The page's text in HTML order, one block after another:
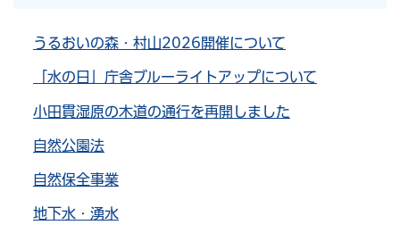
うるおいの森・村山2026開催について
「水の日」庁舎ブルーライトアップについて
小田貫湿原の木道の通行を再開しました
自然公園法
自然保全事業
地下水・湧水